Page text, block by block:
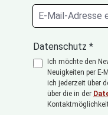
Datenschutz *
Ich möchte den
Neuigkeiten per E-
ich jederzeit über
über die in der